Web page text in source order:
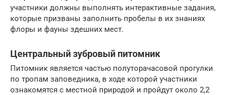
участники должны выполнять интерактивные задания,
которые призваны заполнить пробелы в их знаниях
флоры и фауны здешних мест.
Центральный зубровый питомник
Питомник является частью полуторачасовой прогулки
по тропам заповедника, в ходе которой участники
ознакомятся с местной природой и пройдут около 2,2